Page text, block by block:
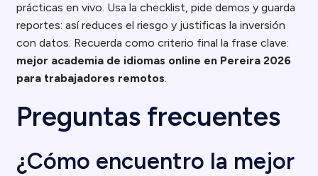
prácticas en vivo. Usa la checklist, pide demos y guarda
reportes: así reduces el riesgo y justificas la inversión
con datos. Recuerda como criterio final la frase clave:
mejor academia de idiomas online en Pereira 2026
para trabajadores remotos.
Preguntas frecuentes
¿Cómo encuentro la mejor